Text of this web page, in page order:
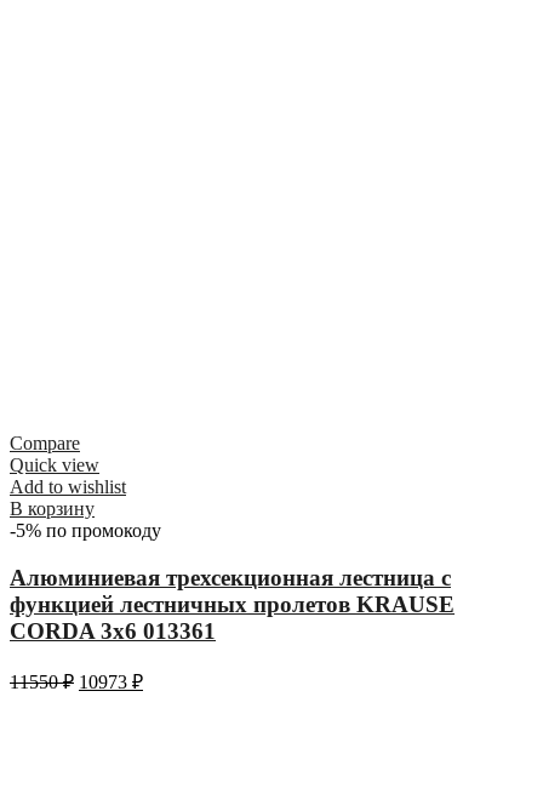
Compare
Quick view
Add to wishlist
В корзину
-5% по промокоду
Алюминиевая трехсекционная лестница с
функцией лестничных пролетов KRAUSE
CORDA 3х6 013361
11550₽ 10973 ₽